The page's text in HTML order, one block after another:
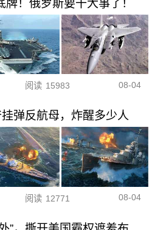
！俄罗斯要干大事了！
阅读 15983 08-04
挂弹反航母，炸醒多少人
阅读 12771 08-04